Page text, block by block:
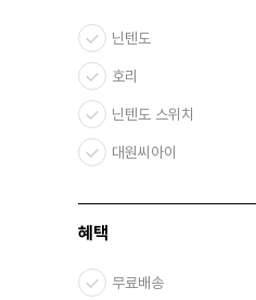
닌텐도
호리
닌텐도 스위치
대원씨아이
혜택
무료배송